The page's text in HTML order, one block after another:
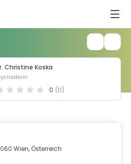
Christine Koska
0 (0)
Wien, Österreich